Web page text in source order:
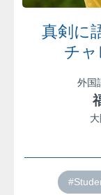
真剣に
チ
外国